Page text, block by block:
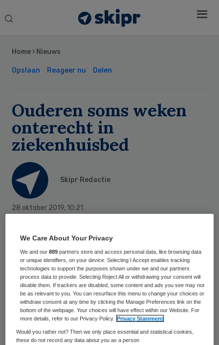
Search
Home › Nieuws
Opslaan Reageer nu Delen
Ouderen soms weken
onterecht in
ziekenhuisbed
Skipr Redactie
28 oktober 2019, 10:21
Kwetsbare ouderen van wie het ziektebeeld
niet helder is, liggen soms weken onterecht
in een ziekenhuisbed. Er zijn te weinig
plekken waar zij tijdelijk kunnen herstellen
van hun cognitieve problemen. Dit zeggen
artsen, zorgbestuurders en
zorgverzekeraars tegen de Volkskrant.
Sidebar
We Care About Your Privacy
We and our889 partners store and access personal data, like browsing data
or unique identifiers, on your device. Selecting I Accept enables tracking
technologies to support the purposes shown under we and our partners
process data to provide. Selecting Reject All or withdrawing your consent will
disable them. If trackers are disabled, some content and ads you see may not
be as relevant to you. You can resurface this menu to change your choices or
withdraw consent at any time by clicking the Manage Preferences link on the
bottom of the webpage. Your choices will have effect within our Website. For
more details, refer to our Privacy Policy.
Privacy Statement
Would you rather not? Then we only place essential and statistical cookies,
these do not record any data about you as a person